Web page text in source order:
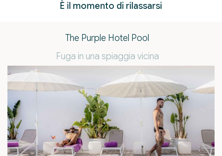
È il momento di rilassarsi
The Purple Hotel Pool
Fuga in una spiaggia vicina